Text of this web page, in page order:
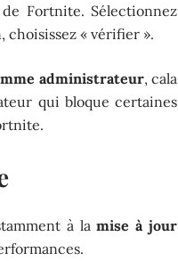
Fortnite. Sélectionnez
choisissez « vérifier ».
administrateur, cala
qui bloque certaines
à lamise à jour